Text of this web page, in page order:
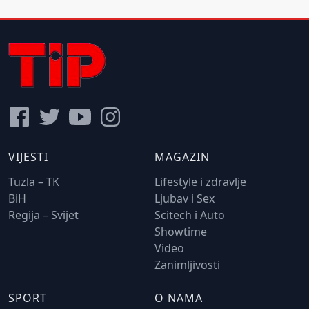
VIJESTI
Tuzla – TK
BiH
Regija – Svijet
MAGAZIN
Lifestyle i zdravlje
Ljubav i Sex
Scitech i Auto
Showtime
Video
Zanimljivosti
SPORT O NAMA